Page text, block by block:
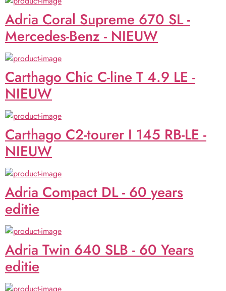
Adria Coral Supreme 670 SL -
Mercedes-Benz - NIEUW
Carthago Chic C-line T 4.9 LE -
NIEUW
Carthago C2-tourer I 145 RB-LE -
NIEUW
Adria Compact DL - 60 years
editie
Adria Twin 640 SLB - 60 Years
editie